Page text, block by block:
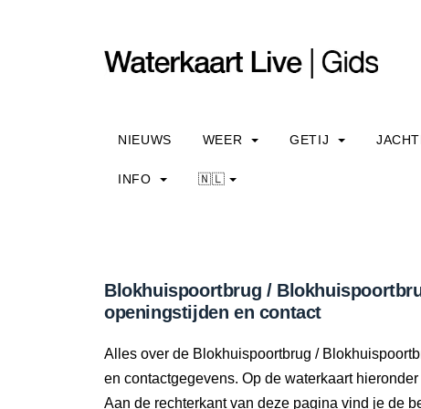
NIEUWS WEER GETIJ
INFO 🇳🇱
Blokhuispoortbrug /
openingstijden en contact
Alles over de Blokhuispoortbrug /
en contactgegevens. Op de waterkaart
Aan de rechterkant van deze pagina vind je de